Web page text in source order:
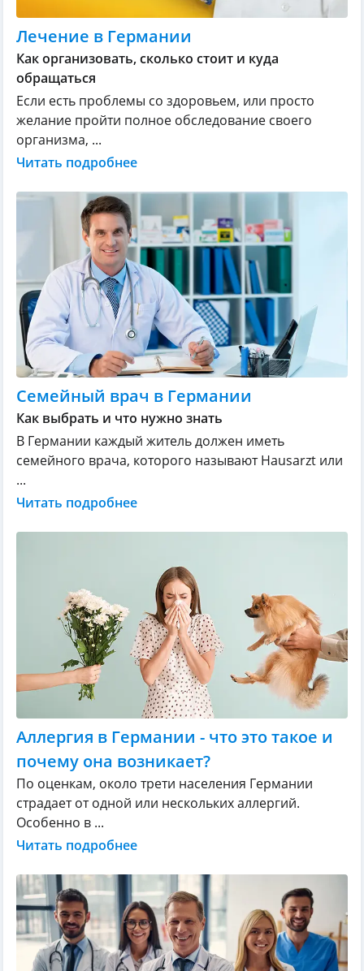
Лечение в Германии
Как организовать, сколько стоит и куда
обращаться
Если есть проблемы со здоровьем, или просто
желание пройти полное обследование своего
организма, ...
Читать подробнее
Семейный врач в Германии
Как выбрать и что нужно знать
В Германии каждый житель должен иметь
семейного врача, которого называют Hausarzt или
...
Читать подробнее
Аллергия в Германии - что это такое и
почему она возникает?
По оценкам, около трети населения Германии
страдает от одной или нескольких аллергий.
Особенно в ...
Читать подробнее